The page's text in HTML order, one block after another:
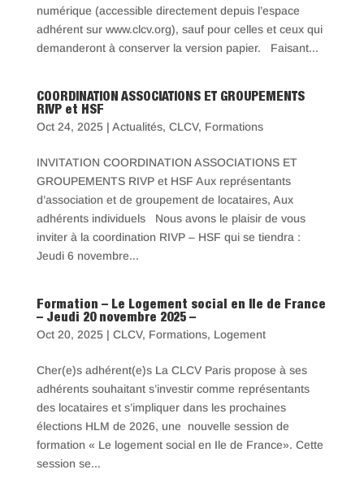
numérique (accessible directement depuis l’espace
adhérent sur www.clcv.org), sauf pour celles et ceux qui
demanderont à conserver la version papier. Faisant...
COORDINATION ASSOCIATIONS ET GROUPEMENTS
RIVP et HSF
Oct 24, 2025| Actualités, CLCV, Formations
INVITATION COORDINATION ASSOCIATIONS ET
GROUPEMENTS RIVP et HSF Aux représentants
d’association et de groupement de locataires, Aux
adhérents individuels Nous avons le plaisir de vous
inviter à la coordination RIVP – HSF qui se tiendra :
Jeudi 6 novembre...
Formation – Le Logement social en Ile de France
– Jeudi 20 novembre 2025 –
Oct 20, 2025| CLCV, Formations, Logement
Cher(e)s adhérent(e)s La CLCV Paris propose à ses
adhérents souhaitant s’investir comme représentants
des locataires et s’impliquer dans les prochaines
élections HLM de 2026, une nouvelle session de
formation « Le logement social en Ile de France». Cette
session se...